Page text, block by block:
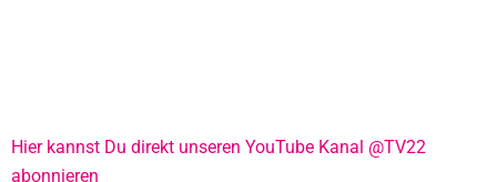
Hier kannst Du direkt unseren YouTube Kanal @TV22
abonnieren